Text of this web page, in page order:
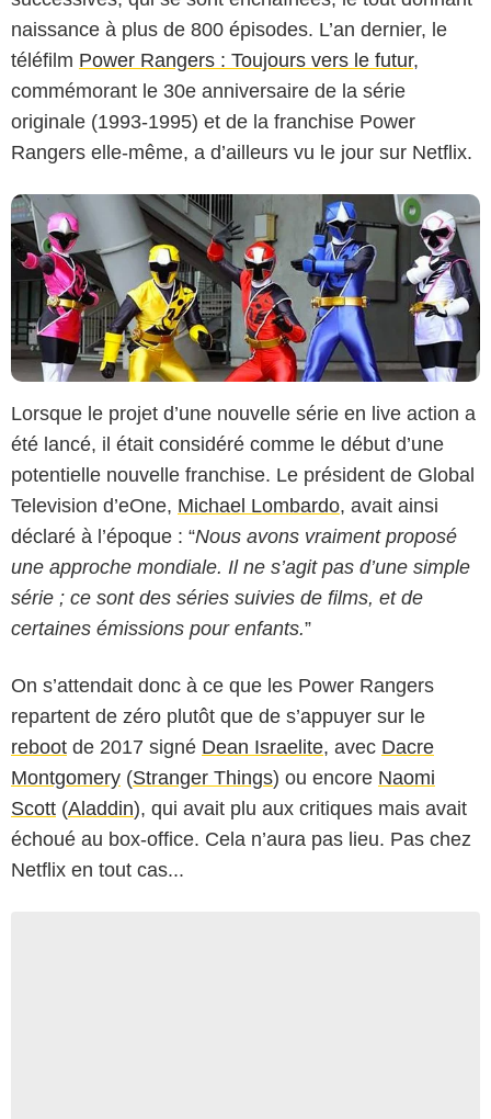
naissance à plus de 800 épisodes. L’an dernier, le
téléfilm Power Rangers : Toujours vers le futur,
commémorant le 30e anniversaire de la série
originale (1993-1995) et de la franchise Power
Rangers elle-même, a d’ailleurs vu le jour sur Netflix.
Lorsque le projet d’une nouvelle série en live action a
été lancé, il était considéré comme le début d’une
potentielle nouvelle franchise. Le président de Global
Television d’eOne, Michael Lombardo, avait ainsi
déclaré à l’époque : “Nous avons vraiment proposé
une approche mondiale. Il ne s’agit pas d’une simple
série ; ce sont des séries suivies de films, et de
certaines émissions pour enfants.”
On s’attendait donc à ce que les Power Rangers
repartent de zéro plutôt que de s’appuyer sur le
reboot de 2017 signé Dean Israelite, avec Dacre
Montgomery (Stranger Things) ou encore Naomi
Scott (Aladdin), qui avait plu aux critiques mais avait
échoué au box-office. Cela n’aura pas lieu. Pas chez
Netflix en tout cas...